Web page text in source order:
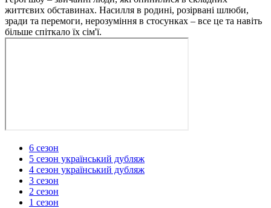
життєвих обставинах. Насилля в родині, розірвані шлюби,
зради та перемоги, нерозуміння в стосунках – все це та навіть
більше спіткало їх сім'ї.
6 сезон
5 сезон український дубляж
4 сезон український дубляж
3 сезон
2 сезон
1 сезон